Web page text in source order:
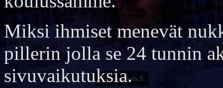
Miksi ihmiset menevät
pillerin jolla se 24 tunnin
sivuvaikutuksia.